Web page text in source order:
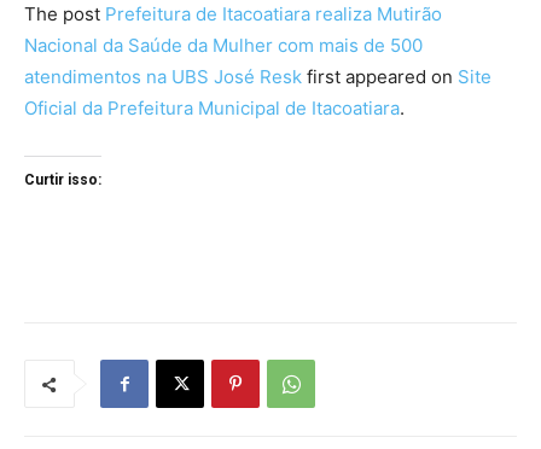
The post Prefeitura de Itacoatiara realiza Mutirão
Nacional da Saúde da Mulher com mais de 500
atendimentos na UBS José Resk first appeared on Site
Oficial da Prefeitura Municipal de Itacoatiara.
Curtir isso: